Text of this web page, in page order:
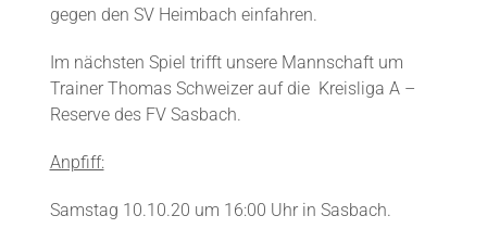
gegen den SV Heimbach einfahren.
Im nächsten Spiel trifft unsere Mannschaft um
Trainer Thomas Schweizer auf die Kreisliga A –
Reserve des FV Sasbach.
Anpfiff:
Samstag 10.10.20 um 16:00 Uhr in Sasbach.